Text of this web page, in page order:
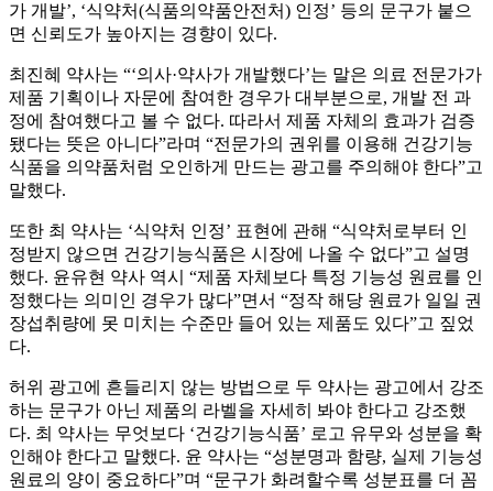
가 개발’, ‘식약처(식품의약품안전처) 인정’ 등의 문구가 붙으
면 신뢰도가 높아지는 경향이 있다.
최진혜 약사는 “‘의사·약사가 개발했다’는 말은 의료 전문가가
제품 기획이나 자문에 참여한 경우가 대부분으로, 개발 전 과
정에 참여했다고 볼 수 없다. 따라서 제품 자체의 효과가 검증
됐다는 뜻은 아니다”라며 “전문가의 권위를 이용해 건강기능
식품을 의약품처럼 오인하게 만드는 광고를 주의해야 한다”고
말했다.
또한 최 약사는 ‘식약처 인정’ 표현에 관해 “식약처로부터 인
정받지 않으면 건강기능식품은 시장에 나올 수 없다”고 설명
했다. 윤유현 약사 역시 “제품 자체보다 특정 기능성 원료를 인
정했다는 의미인 경우가 많다”면서 “정작 해당 원료가 일일 권
장섭취량에 못 미치는 수준만 들어 있는 제품도 있다”고 짚었
다.
허위 광고에 흔들리지 않는 방법으로 두 약사는 광고에서 강조
하는 문구가 아닌 제품의 라벨을 자세히 봐야 한다고 강조했
다. 최 약사는 무엇보다 ‘건강기능식품’ 로고 유무와 성분을 확
인해야 한다고 말했다. 윤 약사는 “성분명과 함량, 실제 기능성
원료의 양이 중요하다”며 “문구가 화려할수록 성분표를 더 꼼